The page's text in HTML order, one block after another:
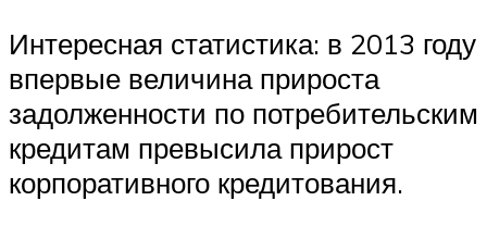
Интересная статистика: в 2013 году
впервые величина прироста
задолженности по потребительским
кредитам превысила прирост
корпоративного кредитования.